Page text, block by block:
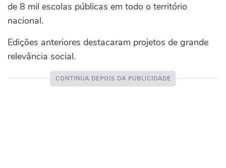
de 8 mil escolas públicas em todo o território
nacional.
Edições anteriores destacaram projetos de grande
relevância social.